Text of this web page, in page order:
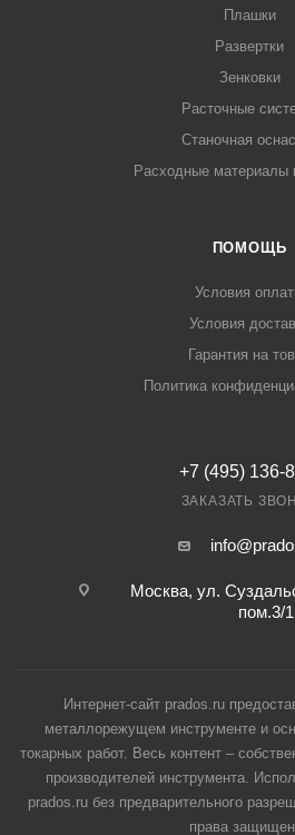
Плашки
Развертки
Зенковки
Расточные
Станочная
Расходные материалы
ПОМОЩЬ
Условия
Условия
Гарантия на
Политика
+7 (495) 136-
ЗАКАЗАТЬ
Москва, ул.
пом.3/1
Интернет-сайт prados.ru
металлорежущем инструменте и
токарных работ. Весь контент –
производителей инструмента.
prados.ru без предварительного
права